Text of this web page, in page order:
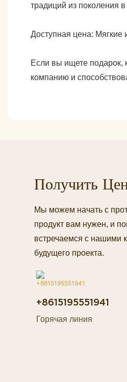
традиций из поколения
Доступная цена: Мягкие
Если вы ищете подарок,
компанию и
Получить
Мы можем начать с
продукт вам нужен, и
встречаемся с нашими
будущего проекта.
+8615195551941
Горячая линия